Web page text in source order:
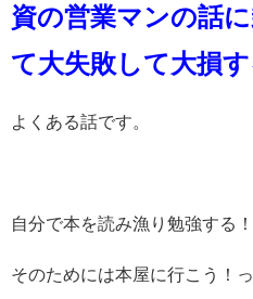
資の営業マンの話
て大失敗して大損す
よくある話です。
自分で本を読み漁り勉強する！
そのためには本屋に行こう！